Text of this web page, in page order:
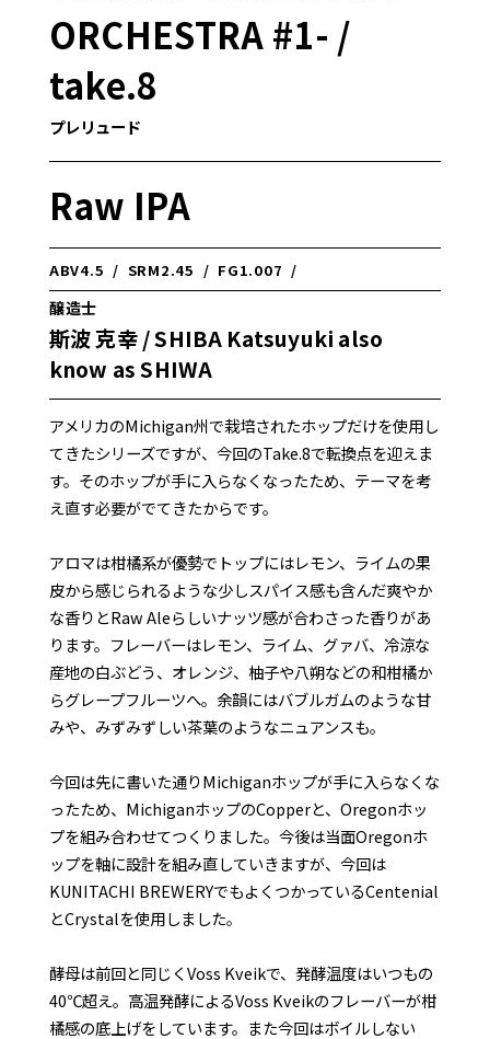
ORCHESTRA #1- /
take.8
プレリュード
Raw IPA
ABV4.5 / SRM2.45 / FG1.007 /
醸造士
斯波 克幸 / SHIBA Katsuyuki also
know as SHIWA
アメリカのMichigan州で栽培されたホップだけを使用し
てきたシリーズですが、今回のTake.8で転換点を迎えま
す。そのホップが手に入らなくなったため、テーマを考
え直す必要がでてきたからです。
アロマは柑橘系が優勢でトップにはレモン、ライムの果
皮から感じられるような少しスパイス感も含んだ爽やか
な香りとRaw Aleらしいナッツ感が合わさった香りがあ
ります。フレーバーはレモン、ライム、グァバ、冷涼な
産地の白ぶどう、オレンジ、柚子や八朔などの和柑橘か
らグレープフルーツへ。余韻にはバブルガムのような甘
みや、みずみずしい茶葉のようなニュアンスも。
今回は先に書いた通りMichiganホップが手に入らなくな
ったため、MichiganホップのCopperと、Oregonホッ
プを組み合わせてつくりました。今後は当面Oregonホ
ップを軸に設計を組み直していきますが、今回は
KUNITACHI BREWERYでもよくつかっているCentenial
とCrystalを使用しました。
酵母は前回と同じくVoss Kveikで、発酵温度はいつもの
40℃超え。高温発酵によるVoss Kveikのフレーバーが柑
橘感の底上げをしています。また今回はボイルしない